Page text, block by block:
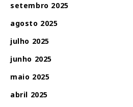
setembro 2025
agosto 2025
julho 2025
junho 2025
maio 2025
abril 2025